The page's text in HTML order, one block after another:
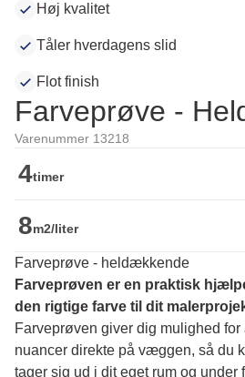
Høj kvalitet
Tåler hverdagens slid
Flot finish
Farveprøve -
Varenummer 13218
4timer
8m2/liter
Farveprøve - heldækkende
Farveprøven er en praktisk
den rigtige farve til dit
Farveprøven giver dig mulighed
nuancer direkte på væggen, så du
tager sig ud i dit eget rum og under